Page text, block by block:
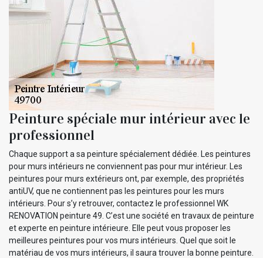
Peinture spéciale mur intérieur avec le
professionnel
Chaque support a sa peinture spécialement dédiée. Les peintures
pour murs intérieurs ne conviennent pas pour mur intérieur. Les
peintures pour murs extérieurs ont, par exemple, des propriétés
antiUV, que ne contiennent pas les peintures pour les murs
intérieurs. Pour s’y retrouver, contactez le professionnel WK
RENOVATION peinture 49. C’est une société en travaux de peinture
et experte en peinture intérieure. Elle peut vous proposer les
meilleures peintures pour vos murs intérieurs. Quel que soit le
matériau de vos murs intérieurs, il saura trouver la bonne peinture.